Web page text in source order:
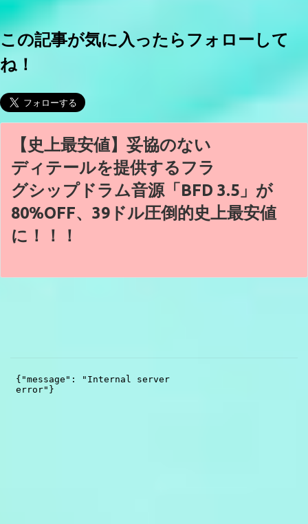
この記事が気に入ったらフォローして
ね！
【史上最安値】妥協のない
ディテールを提供するフラ
グシップドラム音源「BFD 3.5」が
80%OFF、39ドル圧倒的史上最安値
に！！！